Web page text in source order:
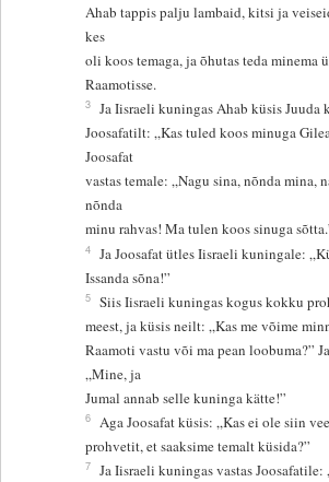
Ahab tappis palju lambaid, kitsi ja
kes
oli koos temaga, ja õhutas teda minema
Raamotisse.
3 Ja Iisraeli kuningas Ahab küsis Juuda
Joosafatilt: „Kas tuled koos minuga
Joosafat
vastas temale: „Nagu sina, nõnda mina,
nõnda
minu rahvas! Ma tulen koos sinuga
4 Ja Joosafat ütles Iisraeli kuningale:
Issanda sõna!”
5 Siis Iisraeli kuningas kogus kokku
meest, ja küsis neilt: „Kas me võime
Raamoti vastu või ma pean loobuma?”
„Mine, ja
Jumal annab selle kuninga kätte!”
6 Aga Joosafat küsis: „Kas ei ole siin
prohvetit, et saaksime temalt küsida?”
7 Ja Iisraeli kuningas vastas